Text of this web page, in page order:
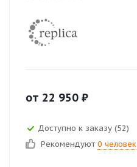
от 22 950 ₽
Доступно к заказу (52)
Рекомендуют 0 человек